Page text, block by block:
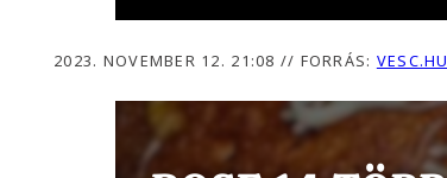
2023. NOVEMBER 12. 21:08 // FORRÁS: VESC.HU